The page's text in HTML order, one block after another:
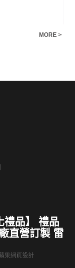
MORE >
禮品】 禮品
直營訂製 雷
果網頁設計